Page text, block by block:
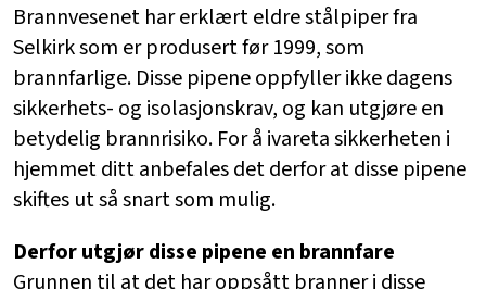
Brannvesenet har erklært eldre stålpiper fra
Selkirk som er produsert før 1999, som
brannfarlige. Disse pipene oppfyller ikke dagens
sikkerhets- og isolasjonskrav, og kan utgjøre en
betydelig brannrisiko. For å ivareta sikkerheten i
hjemmet ditt anbefales det derfor at disse pipene
skiftes ut så snart som mulig.
Derfor utgjør disse pipene en brannfare
Grunnen til at det har oppsått branner i disse